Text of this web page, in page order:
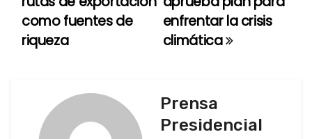
v
enfrentar la crisis
climática
como fuentes de
riqueza
Prensa
Presidencial